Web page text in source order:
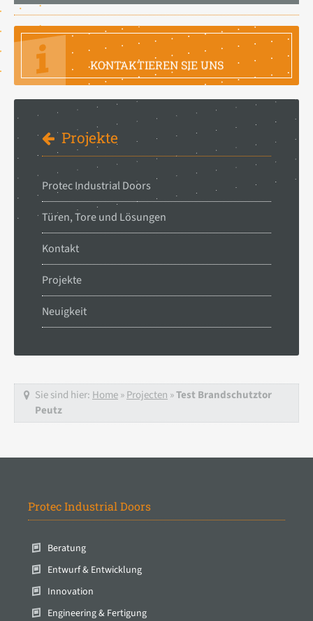
KONTAKTIEREN SIE UNS
Projekte
Protec Industrial Doors
Türen, Tore und Lösungen
Kontakt
Projekte
Neuigkeit
Sie sind hier: Home»Projecten »Test Brandschutztor
Peutz
Protec Industrial Doors
Beratung
Entwurf & Entwicklung
Innovation
Engineering & Fertigung